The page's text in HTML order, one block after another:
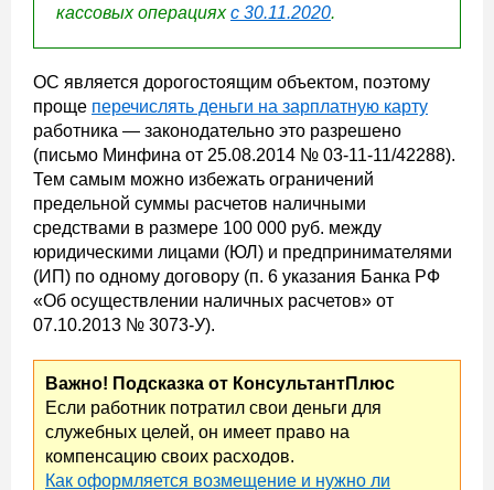
кассовых операцияхс 30.11.2020.
ОС является дорогостоящим объектом, поэтому
проще перечислять деньги на зарплатную карту
работника — законодательно это разрешено
(письмо Минфина от 25.08.2014 № 03-11-11/42288).
Тем самым можно избежать ограничений
предельной суммы расчетов наличными
средствами в размере 100 000 руб. между
юридическими лицами (ЮЛ) и предпринимателями
(ИП) по одному договору (п. 6 указания Банка РФ
«Об осуществлении наличных расчетов» от
07.10.2013 № 3073-У).
Важно! Подсказка от КонсультантПлюс
Если работник потратил свои деньги для
служебных целей, он имеет право на
компенсацию своих расходов.
Как оформляется возмещение и нужно ли